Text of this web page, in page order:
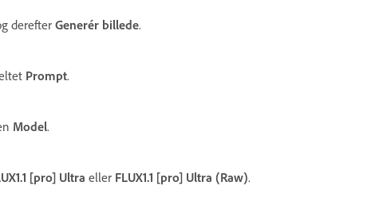
derefterGenerér billede.
Prompt.
Model.
[pro] Ultra eller FLUX1.1 [pro] Ultra (Raw).